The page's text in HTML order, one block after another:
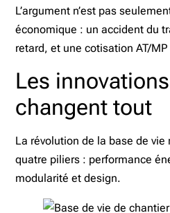
L’argument n’est pas
économique : un accident du
retard, et une cotisation AT/
Les
changent tout
La révolution de la base de
quatre piliers : performance
modularité et design.